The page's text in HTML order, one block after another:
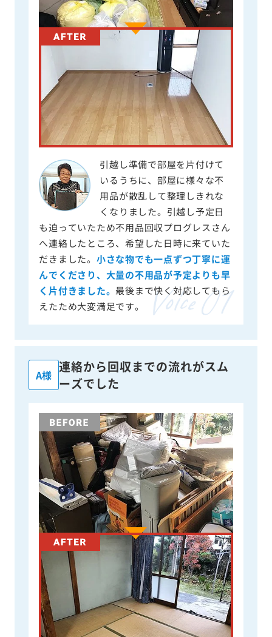
引越し準備で部屋を片付けて
いるうちに、部屋に様々な不
用品が散乱して整理しきれな
くなりました。引越し予定日
も迫っていたため不用品回収プログレスさん
へ連絡したところ、希望した日時に来ていた
だきました。 小さな物でも一点ずつ丁寧に運
んでくださり、大量の不用品が予定よりも早
く片付きました。 最後まで快く対応してもら
えたため大変満足です。
A様
連絡から回収までの流れがスム
ーズでした